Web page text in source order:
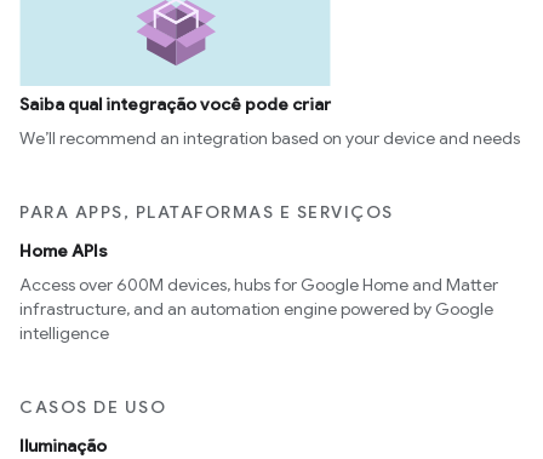
Saiba qual integração você pode criar
We’ll recommend an integration based on your device and needs
PARA APPS, PLATAFORMAS E SERVIÇOS
Home APIs
Access over 600M devices, hubs for Google Home and Matter
infrastructure, and an automation engine powered by Google
intelligence
CASOS DE USO
Iluminação